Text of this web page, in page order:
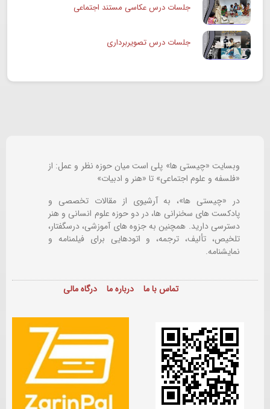
جلسات درس عکاسی مستند اجتماعی
جلسات درس تصویربرداری
وبسایت «چیستی ها» پلی است میان حوزه نظر و عمل: از
«فلسفه و علوم اجتماعی» تا «هنر و ادبیات»
در «چیستی ها»، به آرشیوی از مقالات تخصصی و
پادکست های سخنرانی ها، در دو حوزه علوم انسانی و هنر
دسترسی دارید. همچنین به جزوه های آموزشی، درسگفتار،
تلخیص، تألیف، ترجمه، و اتودهایی برایفیلمنامه و
نمایشنامه.
تماس با ما درباره ما درگاه مالی